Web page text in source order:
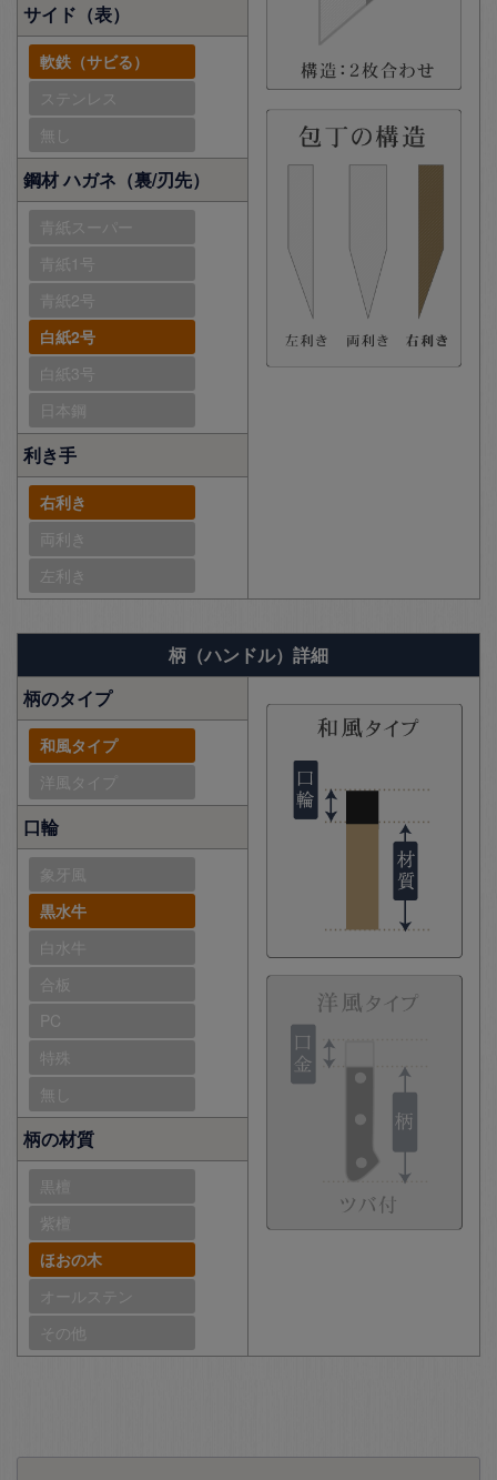
サイド（表）
軟鉄（サビる）
ステンレス
無し
鋼材 ハガネ（裏/刃先）
青紙スーパー
青紙1号
青紙2号
白紙2号
白紙3号
日本鋼
利き手
右利き
両利き
左利き
柄（ハンドル）詳細
柄のタイプ
和風タイプ
洋風タイプ
口輪
象牙風
黒水牛
白水牛
合板
PC
特殊
無し
柄の材質
黒檀
紫檀
ほおの木
オールステン
その他